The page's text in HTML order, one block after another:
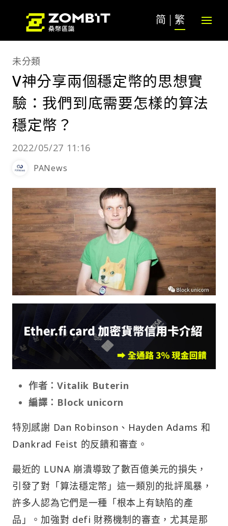
简 繁
未分類
V神分享兩個穩定幣的思想實
驗：我們到底需要怎樣的算法
穩定幣？
2022/05/27 11:16
PANews
作者：Vitalik Buterin
編譯：Block unicorn
特別感謝 Dan Robinson、Hayden Adams 和
Dankrad Feist 的反饋和審查。
最近的 LUNA 崩潰導致了數百億美元的損失，
引發了對「算法穩定幣」這一類別的批評風暴，
許多人認為它們是一種「根本上有缺陷的產
品」。加強對 defi 財務機制的審查，尤其是那